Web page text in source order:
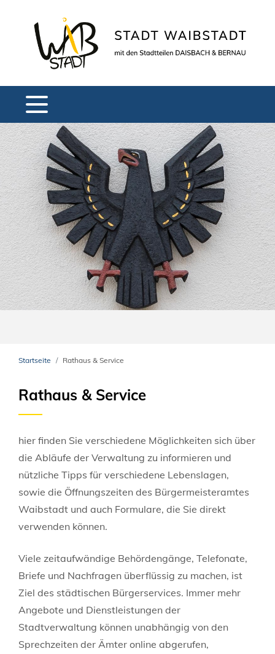
Startseite Rathaus & Service
Rathaus & Service
hier finden Sie verschiedene Möglichkeiten sich über
die Abläufe der Verwaltung zu informieren und
nützliche Tipps für verschiedene Lebenslagen,
sowie die Öffnungszeiten des Bürgermeisteramtes
Waibstadt und auch Formulare, die Sie direkt
verwenden können.
Viele zeitaufwändige Behördengänge, Telefonate,
Briefe und Nachfragen überflüssig zu machen, ist
Ziel des städtischen Bürgerservices. Immer mehr
Angebote und Dienstleistungen der
Stadtverwaltung können unabhängig von den
Sprechzeiten der Ämter online abgerufen,